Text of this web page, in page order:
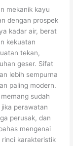
mekanik kayu
dengan prospek
kadar air, berat
kekuatan
tekan,
geser. Sifat
lebih sempurna
paling modern.
sudah
perawatan
perusak, dan
mengenai
rinci karakteristik